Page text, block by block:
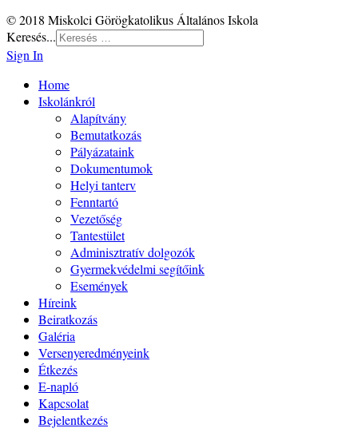
© 2018 Miskolci Görögkatolikus Általános Iskola
Keresés...
Sign In
Home
Iskolánkról
Alapítvány
Bemutatkozás
Pályázataink
Dokumentumok
Helyi tanterv
Fenntartó
Vezetőség
Tantestület
Adminisztratív dolgozók
Gyermekvédelmi segítőink
Események
Híreink
Beiratkozás
Galéria
Versenyeredményeink
Étkezés
E-napló
Kapcsolat
Bejelentkezés